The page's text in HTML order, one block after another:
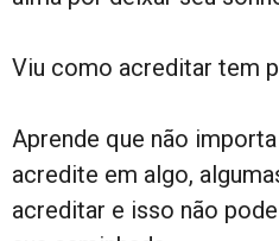
Viu como acreditar tem
Aprende que não
acredite em algo,
acreditar e isso não